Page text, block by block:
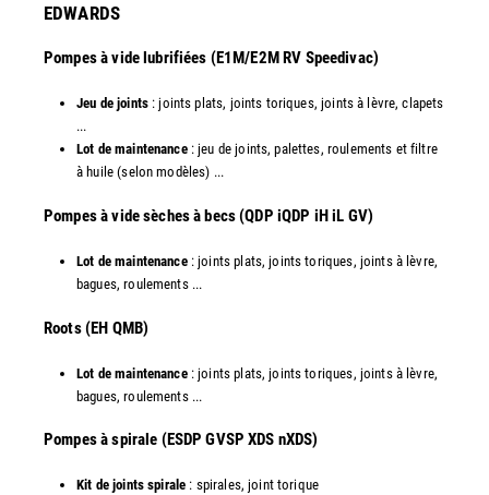
EDWARDS
Pompes à vide lubrifiées (E1M/E2M RV Speedivac)
Jeu de joints: joints plats, joints toriques, joints à lèvre, clapets
...
Lot de maintenance: jeu de joints, palettes, roulements et filtre
à huile (selon modèles) ...
​Pompes à vide sèches à becs (QDP iQDP iH iL GV)
Lot de maintenance: joints plats, joints toriques, joints à lèvre,
bagues, roulements ...
Roots (EH QMB)
Lot de maintenance : joints plats, joints toriques, joints à lèvre,
bagues, roulements ...
​Pompes à spirale (ESDP GVSP XDS nXDS)
Kit de joints spirale : spirales, joint torique